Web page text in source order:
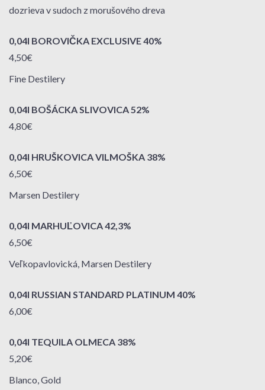
dozrieva v sudoch z morušového dreva
0,04l BOROVIČKA EXCLUSIVE 40%
4,50€
Fine Destilery
0,04l BOŠÁCKA SLIVOVICA 52%
4,80€
0,04l HRUŠKOVICA VILMOŠKA 38%
6,50€
Marsen Destilery
0,04l MARHUĽOVICA 42,3%
6,50€
Veľkopavlovická, Marsen Destilery
0,04l RUSSIAN STANDARD PLATINUM 40%
6,00€
0,04l TEQUILA OLMECA 38%
5,20€
Blanco, Gold